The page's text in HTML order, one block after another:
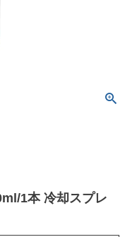
1本 冷却スプレ